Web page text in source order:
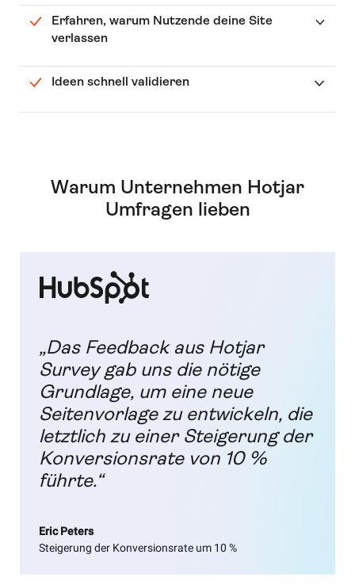
Erfahren, warum Nutzende deine Site
verlassen
Ideen schnell validieren
Warum Unternehmen Hotjar
Umfragen lieben
„Das Feedback aus Hotjar
Survey gab uns die nötige
Grundlage, um eine neue
Seitenvorlage zu entwickeln, die
letztlich zu einer Steigerung der
Konversionsrate von 10 %
führte.“
Eric Peters
Steigerung der Konversionsrate um 10 %